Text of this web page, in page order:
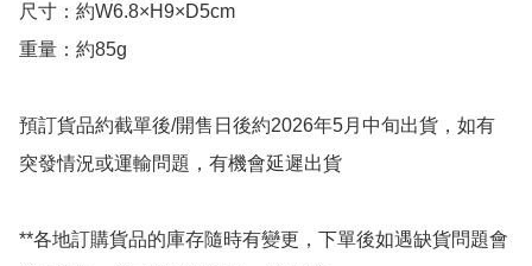
尺寸：約W6.8×H9×D5cm
重量：約85g
預訂貨品約截單後/開售日後約2026年5月中旬出貨，如有
突發情況或運輸問題，有機會延遲出貨
**各地訂購貨品的庫存隨時有變更，下單後如遇缺貨問題會